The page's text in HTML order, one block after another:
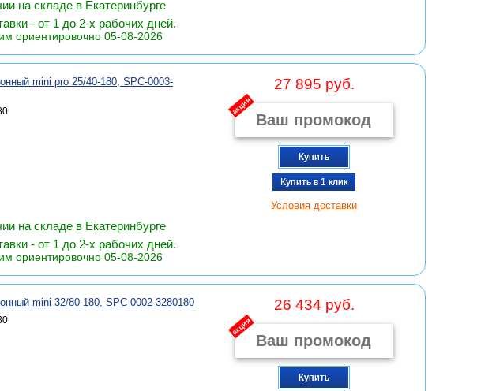
на складе в Екатеринбурге
- от 1 до 2-х рабочих дней.
ориентировочно 05-08-2026
mini pro 25/40-180, SPC-0003-
27 895 руб.
акция
Купить
Купить в 1 клик
Условия доставки
на складе в Екатеринбурге
- от 1 до 2-х рабочих дней.
ориентировочно 05-08-2026
mini 32/80-180, SPC-0002-3280180 26 434 руб.
акция
Купить